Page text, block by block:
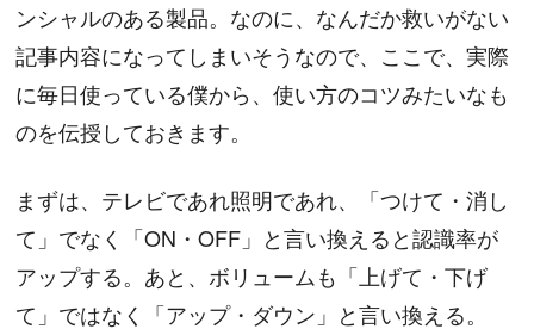
ンシャルのある製品。なのに、なんだか救いがない
記事内容になってしまいそうなので、ここで、実際
に毎日使っている僕から、使い方のコツみたいなも
のを伝授しておきます。
まずは、テレビであれ照明であれ、「つけて・消し
て」でなく「ON・OFF」と言い換えると認識率が
アップする。あと、ボリュームも「上げて・下げ
て」ではなく「アップ・ダウン」と言い換える。